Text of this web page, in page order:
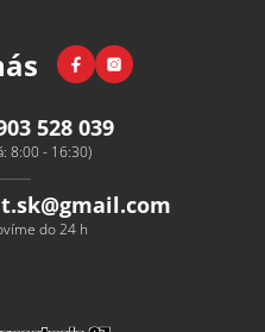
FacebookInstagram
528 039
8:00 - 16:30)
@gmail.com
do 24 h